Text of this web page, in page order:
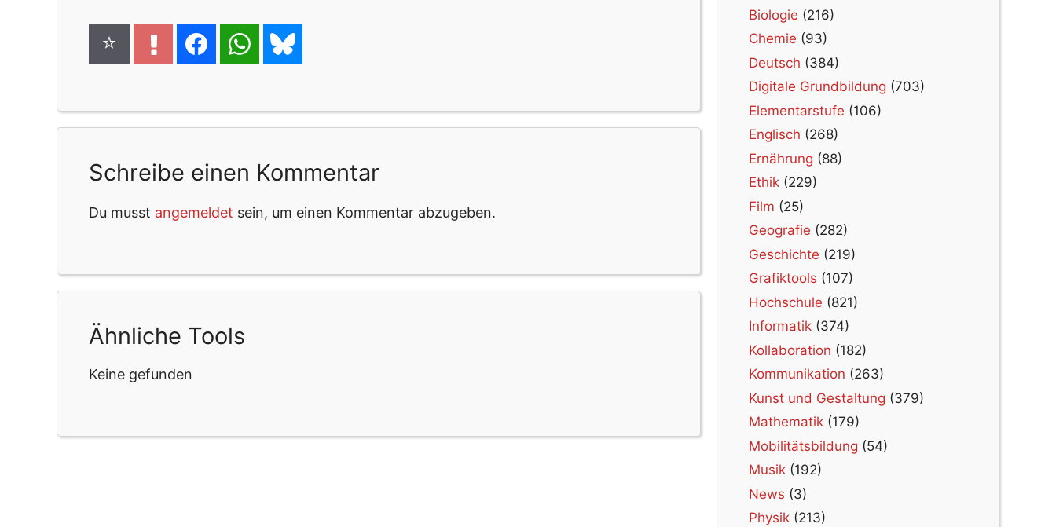
Schreibe einen Kommentar
Du musst angemeldet sein, um einen Kommentar abzugeben.
Ähnliche Tools
Keine gefunden
Biologie (216)
Chemie (93)
Deutsch (384)
Digitale Grundbildung (703)
Elementarstufe (106)
Englisch (268)
Ernährung (88)
Ethik (229)
Film (25)
Geografie (282)
Geschichte (219)
Grafiktools (107)
Hochschule (821)
Informatik (374)
Kollaboration (182)
Kommunikation (263)
Kunst und Gestaltung (379)
Mathematik (179)
Mobilitätsbildung (54)
Musik (192)
News (3)
Physik (213)